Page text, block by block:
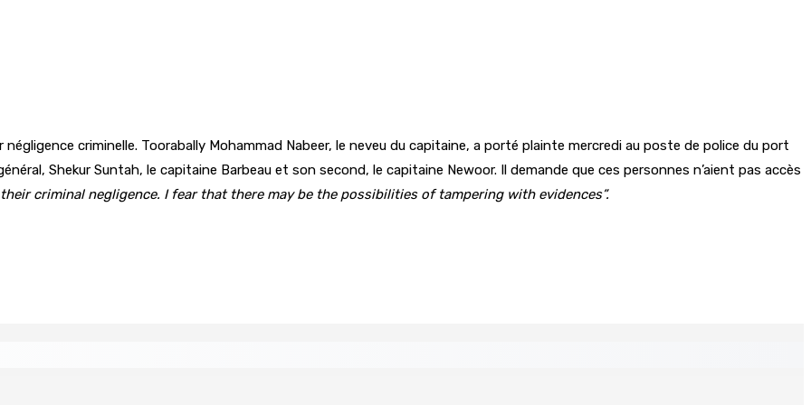
criminelle. Toorabally Mohammad Nabeer, le neveu du capitaine, a porté plainte mercredi au poste de police du port
Shekur Suntah, le capitaine Barbeau et son second, le capitaine Newoor. Il demande que ces personnes n’aient pas accès
criminal negligence. I fear that there may be the possibilities of tampering with evidences”.